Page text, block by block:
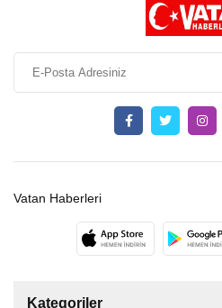
Vatan Haberleri
Kategoriler